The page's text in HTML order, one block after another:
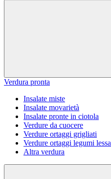
Verdura pronta
Insalate miste
Insalate movarietà
Insalate pronte in ciotola
Verdure da cuocere
Verdure ortaggi grigliati
Verdure ortaggi legumi
Altra verdura